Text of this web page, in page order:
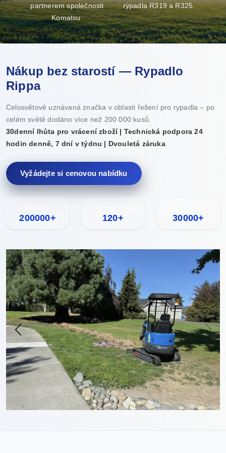
partnerem společnosti
Komatsu.
rýpadla R319 a R325.
Nákup bez starostí — Rypadlo
Rippa
Celosvětově uznávaná značka v oblasti řešení pro rypadla – po
celém světě dodáno více než 200 000 kusů.
30denní lhůta pro vrácení zboží | Technická podpora 24
hodin denně, 7 dní v týdnu | Dvouletá záruka
Vyžádejte si cenovou nabídku
200000+ 120+ 30000+